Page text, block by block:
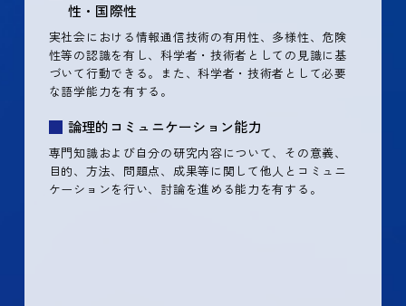
性・国際性
実社会における情報通信技術の有用性、多様性、危険
性等の認識を有し、科学者・技術者としての見識に基
づいて行動できる。また、科学者・技術者として必要
な語学能力を有する。
論理的コミュニケーション能力
専門知識および自分の研究内容について、その意義、
目的、方法、問題点、成果等に関して他人とコミュニ
ケーションを行い、討論を進める能力を有する。